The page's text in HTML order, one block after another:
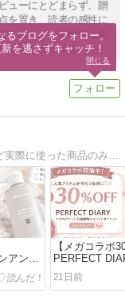
ューにとどまらず、贈
を置き、読者の感性に
はなく、実用性と美
魅了を伝えます。
アンド
トナー
1本使
ー！
【メガコラボ
PERFECT
んアイシャド
入！ローズピ
理由も紹介♡
21日前
るブログをフォロー。
を逃さずキャッチ！
閉じる